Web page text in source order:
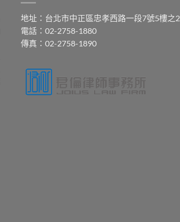
地址：台北市中正區忠孝西路一段7號5樓之2
電話：02-2758-1880
傳真：02-2758-1890